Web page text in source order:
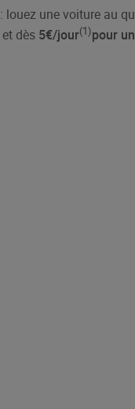
: louez une voiture au
et dès 5€/jour(1)pour